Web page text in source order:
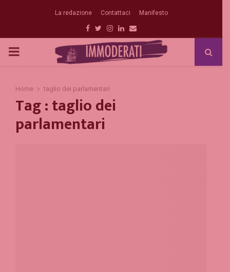
La redazione Contattaci Manifesto
Facebook
Twitter
Instagram
Linkedin
Email
PRIMARY
Home taglio dei parlamentari
Tag : taglio dei
parlamentari